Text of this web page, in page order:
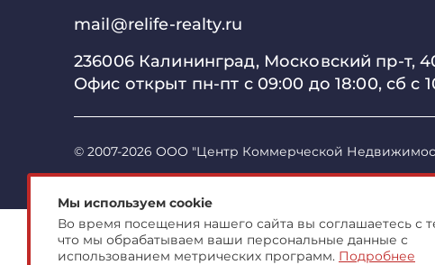
mail@relife-realty.ru
236006 Калининград, Московский пр-т,
Офис открыт пн-пт с 09:00 до18:00, сб с
© 2007-2026 ООО "Центр Коммерческой
Мы используем cookie
Во время посещения нашего сайта вы соглашаетесь с
что мы обрабатываем ваши персональные данные с
использованием метрических программ. Подробнее